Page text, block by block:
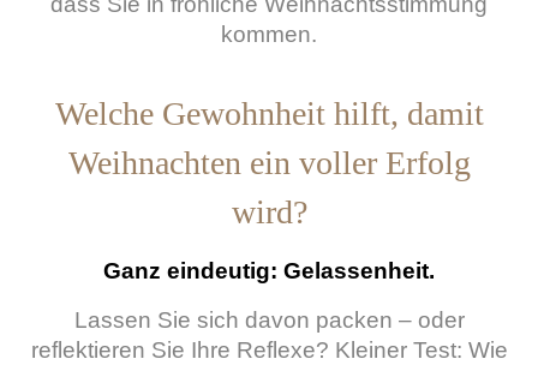
kommen.
Welche Gewohnheit hilft, damit
Weihnachten ein voller Erfolg
wird?
Ganz eindeutig: Gelassenheit.
Lassen Sie sich davon packen – oder
reflektieren Sie Ihre Reflexe? Kleiner Test: Wie